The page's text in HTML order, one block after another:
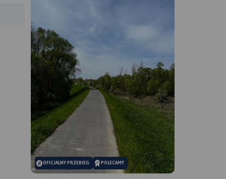
OFICJALNY PRZEBIEG POLECAMY